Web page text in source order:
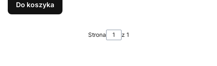
Do koszyka
Strona z 1